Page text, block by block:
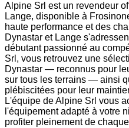
Alpine Srl est un revendeur
Lange, disponible à
haute performance et des
Dynastar et Lange
débutant passionné au
Srl, vous retrouvez une
Dynastar — reconnus pour
sur tous les terrains — ainsi
plébiscitées pour leur
L'équipe de Alpine Srl vous
l'équipement adapté à votre
profiter pleinement de